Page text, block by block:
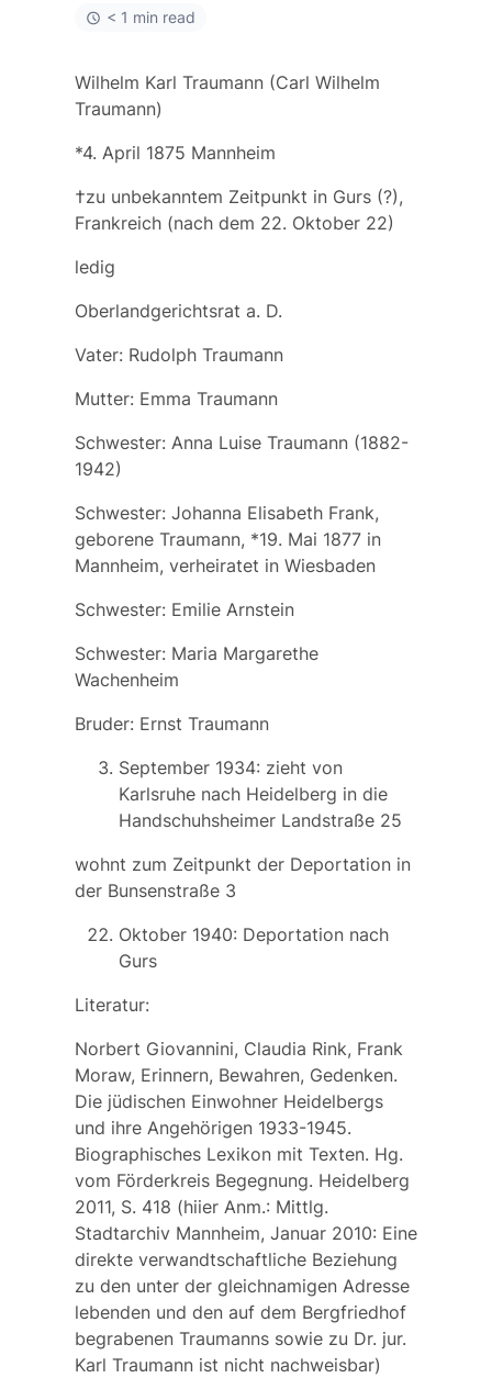
< 1 min read
Wilhelm Karl Traumann (Carl Wilhelm
Traumann)
*4. April 1875 Mannheim
†zu unbekanntem Zeitpunkt in Gurs (?),
Frankreich (nach dem 22. Oktober 22)
ledig
Oberlandgerichtsrat a. D.
Vater: Rudolph Traumann
Mutter: Emma Traumann
Schwester: Anna Luise Traumann (1882-
1942)
Schwester: Johanna Elisabeth Frank,
geborene Traumann, *19. Mai 1877 in
Mannheim, verheiratet in Wiesbaden
Schwester: Emilie Arnstein
Schwester: Maria Margarethe
Wachenheim
Bruder: Ernst Traumann
September 1934: zieht von
Karlsruhe nach Heidelberg in die
Handschuhsheimer Landstraße 25
wohnt zum Zeitpunkt der Deportation in
der Bunsenstraße 3
Oktober 1940: Deportation nach
Gurs
Literatur:
Norbert Giovannini, Claudia Rink, Frank
Moraw, Erinnern, Bewahren, Gedenken.
Die jüdischen Einwohner Heidelbergs
und ihre Angehörigen 1933-1945.
Biographisches Lexikon mit Texten. Hg.
vom Förderkreis Begegnung. Heidelberg
2011, S. 418 (hiier Anm.: Mittlg.
Stadtarchiv Mannheim, Januar 2010: Eine
direkte verwandtschaftliche Beziehung
zu den unter der gleichnamigen Adresse
lebenden und den auf dem Bergfriedhof
begrabenen Traumanns sowie zu Dr. jur.
Karl Traumann ist nicht nachweisbar)